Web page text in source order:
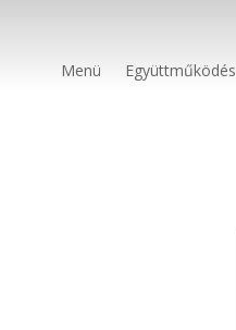
Menü Együttműködés